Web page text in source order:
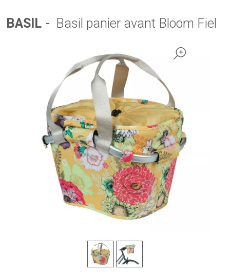
BASIL - Basil panier avant Bloom Fiel